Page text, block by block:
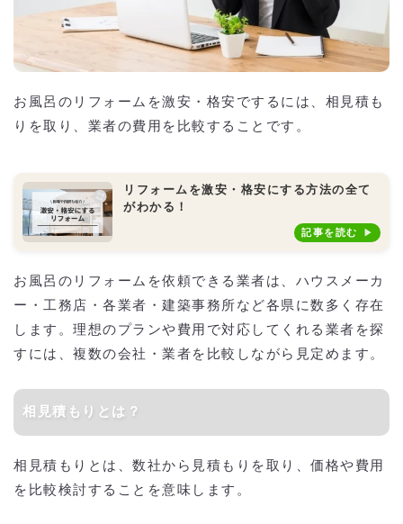
お風呂のリフォームを激安・格安でするには、相見積も
りを取り、業者の費用を比較することです。
リフォームを激安・格安にする方法の全て
がわかる！
記事を読む
お風呂のリフォームを依頼できる業者は、ハウスメーカ
ー・工務店・各業者・建築事務所など各県に数多く存在
します。理想のプランや費用で対応してくれる業者を探
すには、複数の会社・業者を比較しながら見定めます。
相見積もりとは？
相見積もりとは、数社から見積もりを取り、価格や費用
を比較検討することを意味します。